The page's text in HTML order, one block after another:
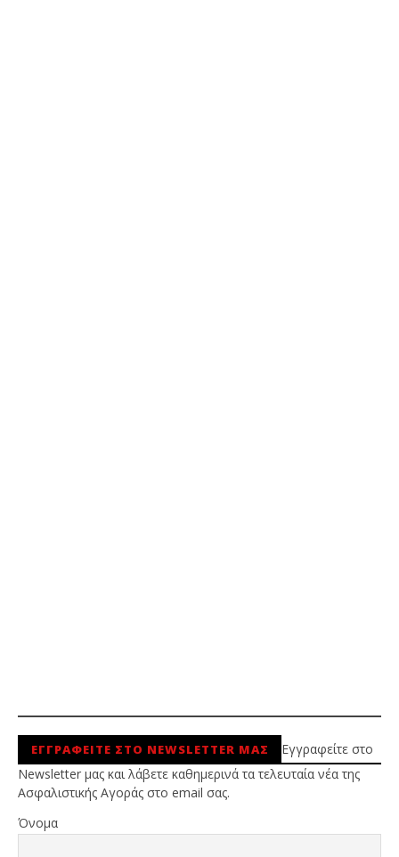
ΕΓΓΡΑΦΕΙΤΕ ΣΤΟ NEWSLETTER ΜΑΣ
Εγγραφείτε στο
Newsletter μας και λάβετε καθημερινά τα τελευταία νέα της
Ασφαλιστικής Αγοράς στο email σας.
Όνομα